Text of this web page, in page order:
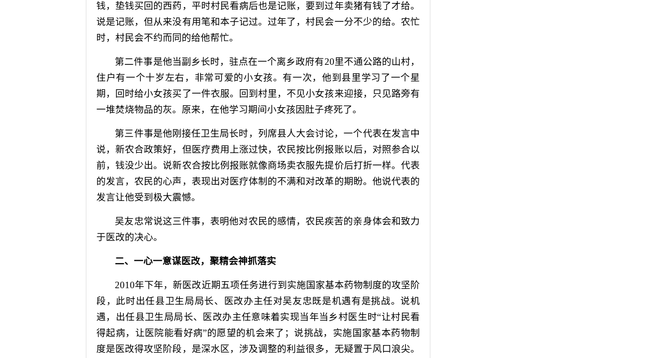
钱，垫钱买回的西药，平时村民看病后也是记账，要到过年卖猪有钱了才给。
说是记账，但从来没有用笔和本子记过。过年了，村民会一分不少的给。农忙
时，村民会不约而同的给他帮忙。
第二件事是他当副乡长时，驻点在一个离乡政府有20里不通公路的山村，
住户有一个十岁左右，非常可爱的小女孩。有一次，他到县里学习了一个星
期，回时给小女孩买了一件衣服。回到村里，不见小女孩来迎接，只见路旁有
一堆焚烧物品的灰。原来，在他学习期间小女孩因肚子疼死了。
第三件事是他刚接任卫生局长时，列席县人大会讨论，一个代表在发言中
说，新农合政策好，但医疗费用上涨过快，农民按比例报账以后，对照参合以
前，钱没少出。说新农合按比例报账就像商场卖衣服先提价后打折一样。代表
的发言，农民的心声，表现出对医疗体制的不满和对改革的期盼。他说代表的
发言让他受到极大震憾。
吴友忠常说这三件事，表明他对农民的感情，农民疾苦的亲身体会和致力
于医改的决心。
二、一心一意谋医改，聚精会神抓落实
2010年下年，新医改近期五项任务进行到实施国家基本药物制度的攻坚阶
段，此时出任县卫生局局长、医改办主任对吴友忠既是机遇有是挑战。说机
遇，出任县卫生局局长、医改办主任意味着实现当年当乡村医生时“让村民看
得起病，让医院能看好病”的愿望的机会来了；说挑战，实施国家基本药物制
度是医改得攻坚阶段，是深水区，涉及调整的利益很多，无疑置于风口浪尖。